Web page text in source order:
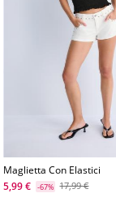
Maglietta Con Elastici
5,99 €
-67% 17,99 €